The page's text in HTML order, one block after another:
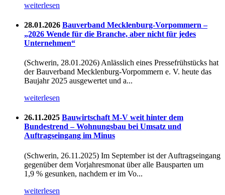
weiterlesen
28.01.2026 Bauverband Mecklenburg-Vorpommern –
„2026 Wende für die Branche, aber nicht für jedes
Unternehmen“
(Schwerin, 28.01.2026) Anlässlich eines Pressefrühstücks hat
der Bauverband Mecklenburg-Vorpommern e. V. heute das
Baujahr 2025 ausgewertet und a...
weiterlesen
26.11.2025 Bauwirtschaft M-V weit hinter dem
Bundestrend – Wohnungsbau bei Umsatz und
Auftragseingang im Minus
(Schwerin, 26.11.2025) Im September ist der Auftragseingang
gegenüber dem Vorjahresmonat über alle Bausparten um
1,9 % gesunken, nachdem er im Vo...
weiterlesen